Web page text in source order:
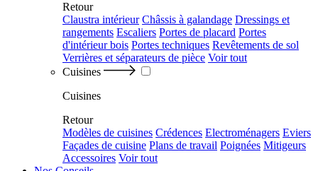
Retour
Claustra intérieur Châssis à galandage Dressings et
rangements Escaliers Portes de placard Portes
d'intérieur bois Portes techniques Revêtements de sol
Verrières et séparateurs de pièce Voir tout
Cuisines
Cuisines
Retour
Modèles de cuisines Crédences Electroménagers Eviers
Façades de cuisine Plans de travail Poignées Mitigeurs
Accessoires Voir tout